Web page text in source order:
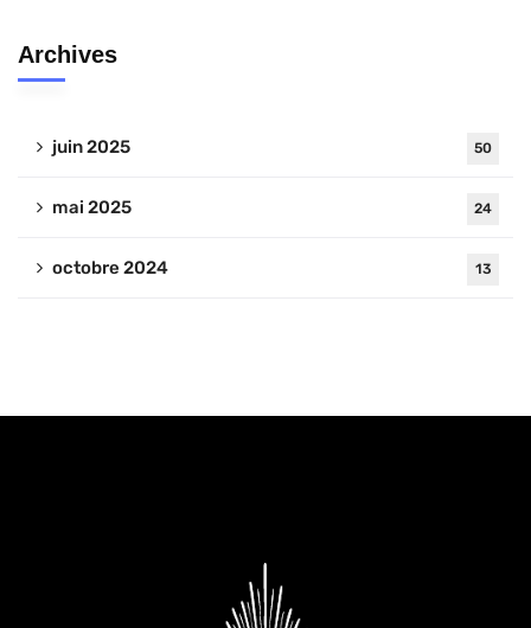
Archives
juin 2025 50
mai 2025 24
octobre 2024 13